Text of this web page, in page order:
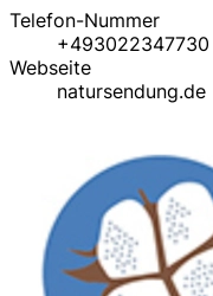
Telefon-Nummer
+493022347730
Webseite
natursendung.de